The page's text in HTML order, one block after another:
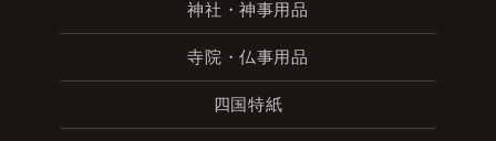
神社・神事用品
寺院・仏事用品
四国特紙